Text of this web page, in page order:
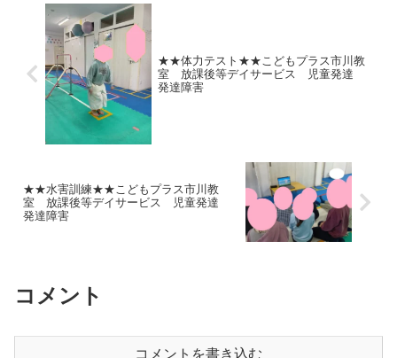
★★体力テスト★★こどもプラス市川教
室 放課後等デイサービス 児童発達
発達障害
★★水害訓練★★こどもプラス市川教
室 放課後等デイサービス 児童発達
発達障害
コメント
コメントを書き込む